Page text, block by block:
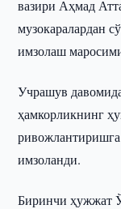
вазири Аҳмад
музокаралардан
имзолаш
Учрашув
ҳамкорликнинг
имзоланди.
Биринчи ҳужжат